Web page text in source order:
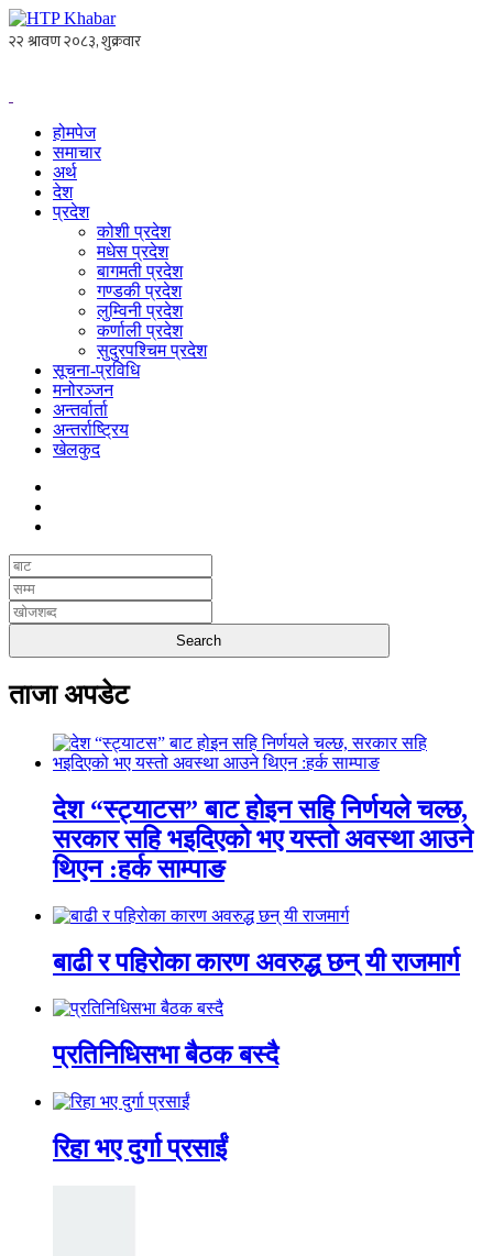
होमपेज
समाचार
अर्थ
देश
प्रदेश
कोशी प्रदेश
मधेस प्रदेश
बागमती प्रदेश
गण्डकी प्रदेश
लुम्विनी प्रदेश
कर्णाली प्रदेश
सुदुरपश्चिम प्रदेश
सूचना-प्रविधि
मनोरञ्जन
अन्तर्वार्ता
अन्तर्राष्ट्रिय
खेलकुद
ताजा अपडेट
देश “स्ट्याटस” बाट होइन सहि निर्णयले चल्छ,
सरकार सहि भइदिएको भए यस्तो अवस्था आउने
थिएन :हर्क साम्पाङ
बाढी र पहिरोका कारण अवरुद्ध छन् यी राजमार्ग
प्रतिनिधिसभा बैठक बस्दै
रिहा भए दुर्गा प्रसाईं